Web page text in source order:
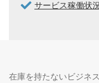
サービス稼働状
在庫を持たないビジネ